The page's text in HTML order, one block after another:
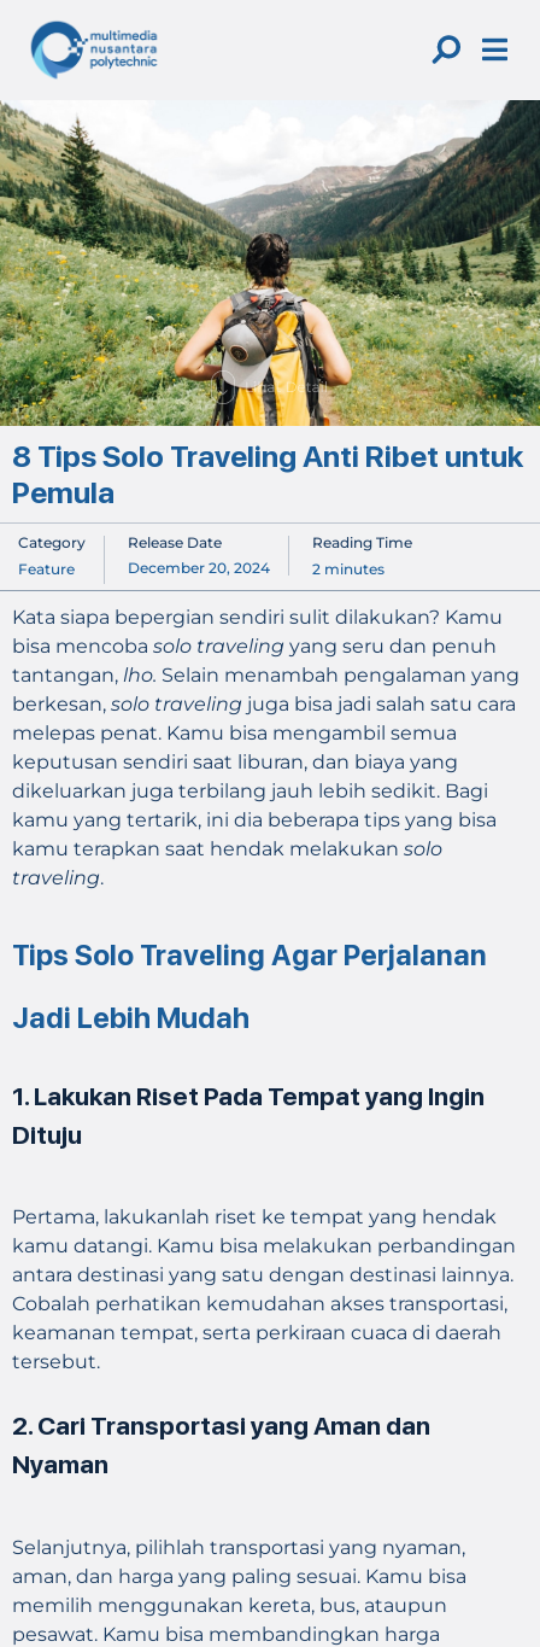
content
8 Tips Solo Traveling Anti Ribet untuk
Pemula
Category
Feature
Release Date
December 20, 2024
Reading Time
2 minutes
Kata siapa bepergian sendiri sulit dilakukan? Kamu
bisa mencoba solo traveling yang seru dan penuh
tantangan, lho. Selain menambah pengalaman yang
berkesan, solo traveling juga bisa jadi salah satu cara
melepas penat. Kamu bisa mengambil semua
keputusan sendiri saat liburan, dan biaya yang
dikeluarkan juga terbilang jauh lebih sedikit. Bagi
kamu yang tertarik, ini dia beberapa tips yang bisa
kamu terapkan saat hendak melakukan solo
traveling.
Tips Solo Traveling Agar Perjalanan
Jadi Lebih Mudah
1. Lakukan Riset Pada Tempat yang Ingin
Dituju
Pertama, lakukanlah riset ke tempat yang hendak
kamu datangi. Kamu bisa melakukan perbandingan
antara destinasi yang satu dengan destinasi lainnya.
Cobalah perhatikan kemudahan akses transportasi,
keamanan tempat, serta perkiraan cuaca di daerah
tersebut.
2. Cari Transportasi yang Aman dan
Nyaman
Selanjutnya, pilihlah transportasi yang nyaman,
aman, dan harga yang paling sesuai. Kamu bisa
memilih menggunakan kereta, bus, ataupun
pesawat. Kamu bisa membandingkan harga